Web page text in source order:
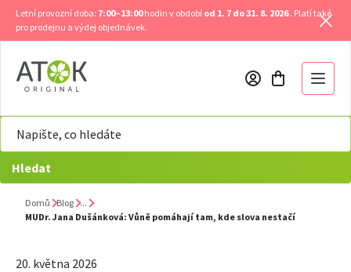
Přejít
obsah
Letní provozní doba: 7:00–13:00hodin v období od 1. 7 do 31. 8. 2026. Platí také
pro prodejnu a výdej objednávek.
Hledat
Domů Blog
MUDr. Jana Dušánková: Vůně pomáhají tam, kde slova nestačí
20. května 2026